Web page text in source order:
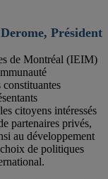
Président
de Montréal (IEIM)
citoyens intéressés
partenaires privés,
au développement
de politiques